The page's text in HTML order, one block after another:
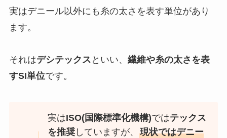
実はデニール以外にも糸の太さを表す単位があり
ます。
それはデシテックス といい、 繊維や糸の太さを表
すSI単位です。
実はISO(国際標準化機構)ではテックス
を推奨 していますが、現状ではデニー